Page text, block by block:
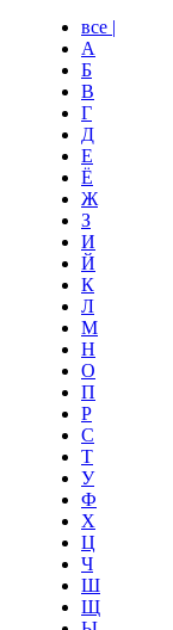
все |
А
Б
В
Г
Д
Е
Ё
Ж
З
И
Й
К
Л
М
Н
О
П
Р
С
Т
У
Ф
Х
Ц
Ч
Ш
Щ